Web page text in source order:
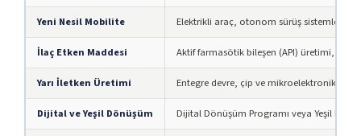
Yeni Nesil Mobilite Elektrikli araç, otonom sürüş sistemleri,
İlaç Etken Maddesi Aktif farmasötik bileşen (API) üretimi,
Yarı İletken Üretimi Entegre devre, çip ve mikroelektronik
Dijital ve Yeşil Dönüşüm Dijital Dönüşüm Programı veya Yeşil